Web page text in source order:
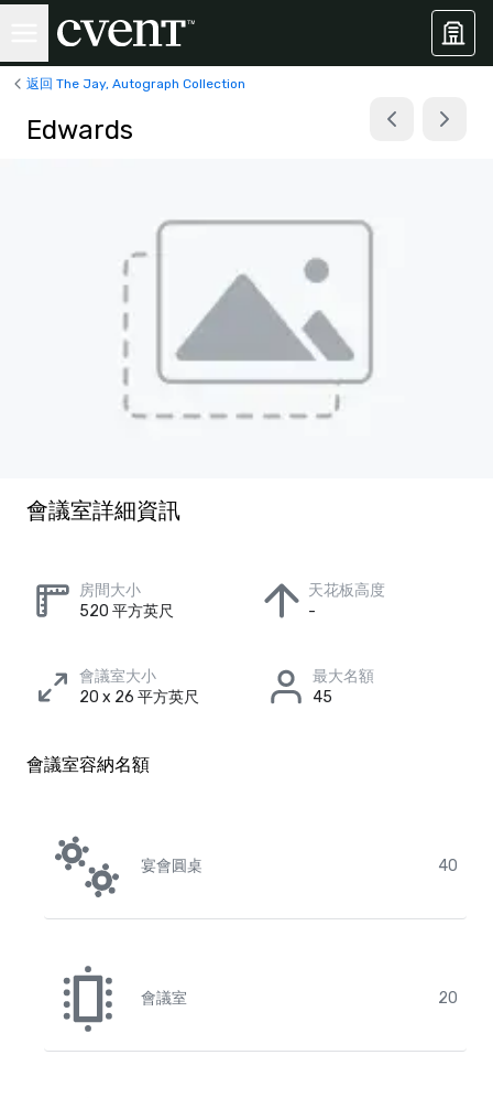
返回 The Jay, Autograph Collection
Edwards
會議室詳細資訊
房間大小
520 平方英尺
天花板高度
-
會議室大小
20 x 26 平方英尺
最大名額
45
會議室容納名額
宴會圓桌 40
會議室 20